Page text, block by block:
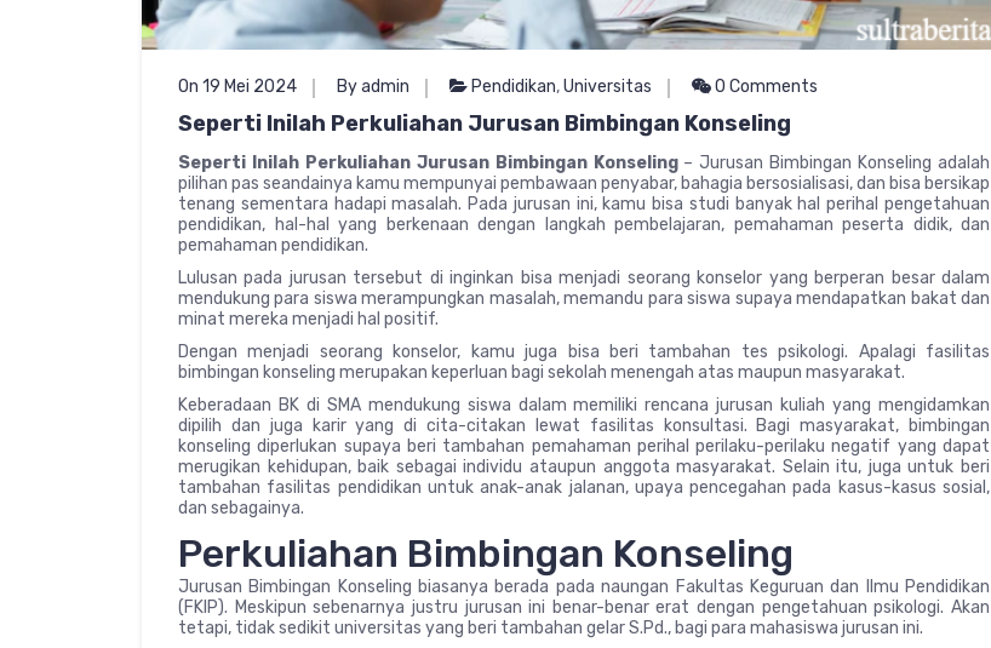
On 19 Mei 2024 By admin Pendidikan,Universitas 0 Comments
Seperti Inilah Perkuliahan Jurusan Bimbingan Konseling
Seperti Inilah Perkuliahan Jurusan Bimbingan Konseling– Jurusan Bimbingan Konseling adalah
pilihan pas seandainya kamu mempunyai pembawaan penyabar, bahagia bersosialisasi, dan bisa bersikap
tenang sementara hadapi masalah. Pada jurusan ini, kamu bisa studi banyak hal perihal pengetahuan
pendidikan, hal-hal yang berkenaan dengan langkah pembelajaran, pemahaman peserta didik, dan
pemahaman pendidikan.
Lulusan pada jurusan tersebut di inginkan bisa menjadi seorang konselor yang berperan besar dalam
mendukung para siswa merampungkan masalah, memandu para siswa supaya mendapatkan bakat dan
minat mereka menjadi hal positif.
Dengan menjadi seorang konselor, kamu juga bisa beri tambahan tes psikologi. Apalagi fasilitas
bimbingan konseling merupakan keperluan bagi sekolah menengah atas maupun masyarakat.
Keberadaan BK di SMA mendukung siswa dalam memiliki rencana jurusan kuliah yang mengidamkan
dipilih dan juga karir yang di cita-citakan lewat fasilitas konsultasi. Bagi masyarakat, bimbingan
konseling diperlukan supaya beri tambahan pemahaman perihal perilaku-perilaku negatif yang dapat
merugikan kehidupan, baik sebagai individu ataupun anggota masyarakat. Selain itu, juga untuk beri
tambahan fasilitas pendidikan untuk anak-anak jalanan, upaya pencegahan pada kasus-kasus sosial,
dan sebagainya.
Perkuliahan Bimbingan Konseling
Jurusan Bimbingan Konseling biasanya berada pada naungan Fakultas Keguruan dan Ilmu Pendidikan
(FKIP). Meskipun sebenarnya justru jurusan ini benar-benar erat dengan pengetahuan psikologi. Akan
tetapi, tidak sedikit universitas yang beri tambahan gelar S.Pd., bagi para mahasiswa jurusan ini.